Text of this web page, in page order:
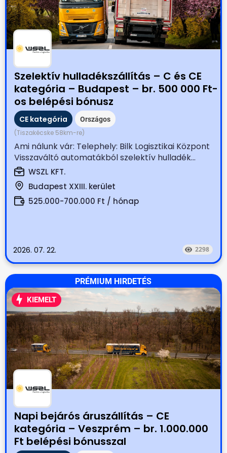
Szelektív hulladékszállítás – C és CE
kategória – Budapest – br. 500 000 Ft-
os belépési bónusz
CE kategória Országos
(Tiszakécske 58km-re)
Ami nálunk vár: Telephely: Bilk Logisztikai Központ
Visszaváltó automatákból szelektív hulladék...
WSZL KFT.
Budapest XXIII. kerület
525.000-700.000 Ft / hónap
2026. 07. 22. 2298
PRÉMIUM HIRDETÉS
KIEMELT
Napi bejárós áruszállítás – CE
kategória – Veszprém – br. 1.000.000
Ft belépési bónusszal